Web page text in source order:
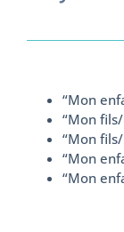
“Mon
“Mon
“Mon
“Mon
“Mon